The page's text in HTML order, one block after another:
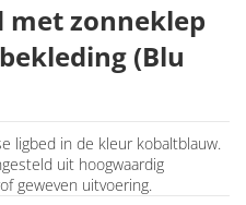
zonneklep
(Blu
ligbed in de kleur kobaltblauw.
uit hoogwaardig
geweven uitvoering.